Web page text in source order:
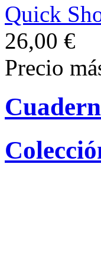
Quick
26,00 €
Precio